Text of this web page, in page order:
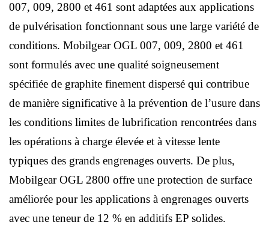
007, 009, 2800 et 461 sont adaptées aux applications
de pulvérisation fonctionnant sous une large variété de
conditions. Mobilgear OGL 007, 009, 2800 et 461
sont formulés avec une qualité soigneusement
spécifiée de graphite finement dispersé qui contribue
de manière significative à la prévention de l’usure dans
les conditions limites de lubrification rencontrées dans
les opérations à charge élevée et à vitesse lente
typiques des grands engrenages ouverts. De plus,
Mobilgear OGL 2800 offre une protection de surface
améliorée pour les applications à engrenages ouverts
avec une teneur de 12 % en additifs EP solides.